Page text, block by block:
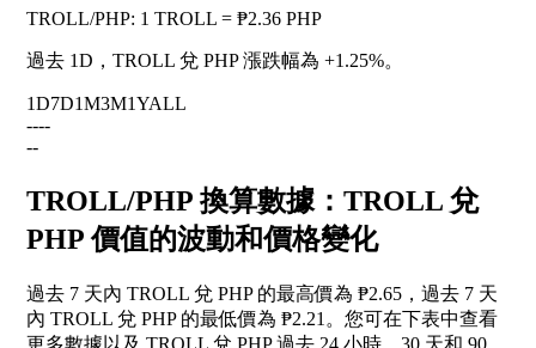
TROLL/PHP: 1 TROLL = ₱2.36 PHP
過去 1D，TROLL 兌 PHP 漲跌幅為 +1.25%。
1D7D1M3M1YALL
----
--
TROLL/PHP 換算數據：TROLL 兌
PHP 價值的波動和價格變化
過去 7 天內 TROLL 兌 PHP 的最高價為 ₱2.65，過去 7 天
內 TROLL 兌 PHP 的最低價為 ₱2.21。您可在下表中查看
更多數據以及 TROLL 兌 PHP 過去 24 小時、30 天和 90